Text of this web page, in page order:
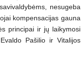
nesugeba
kompensacijas gauna
principai ir jų laikymosi
Pašilio ir Vitalijos